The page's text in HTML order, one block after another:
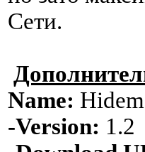
Cети.
Name:
-Version: 1.2